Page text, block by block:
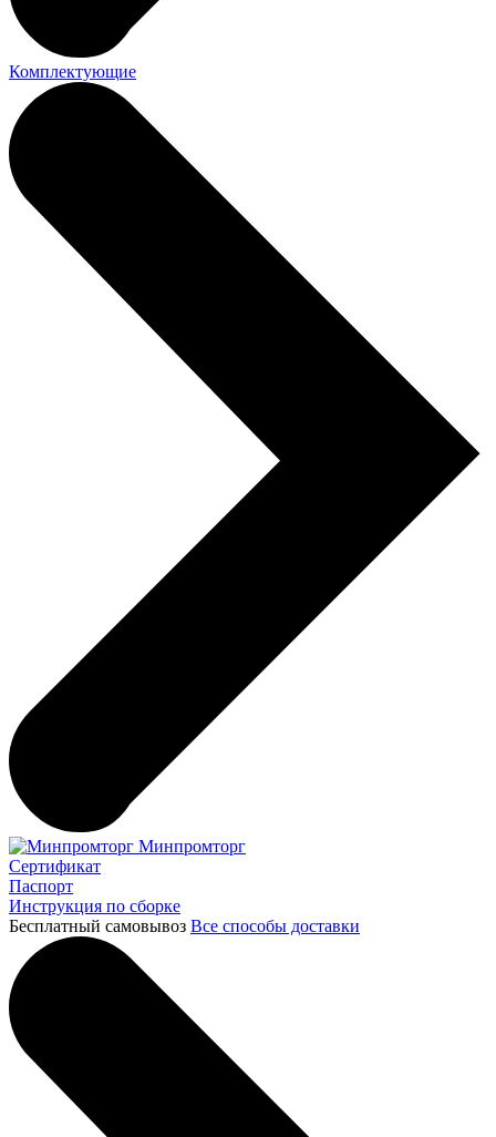
Комплектующие
Минпромторг
Сертификат
Паспорт
Инструкция по сборке
Бесплатный самовывоз Все способы доставки